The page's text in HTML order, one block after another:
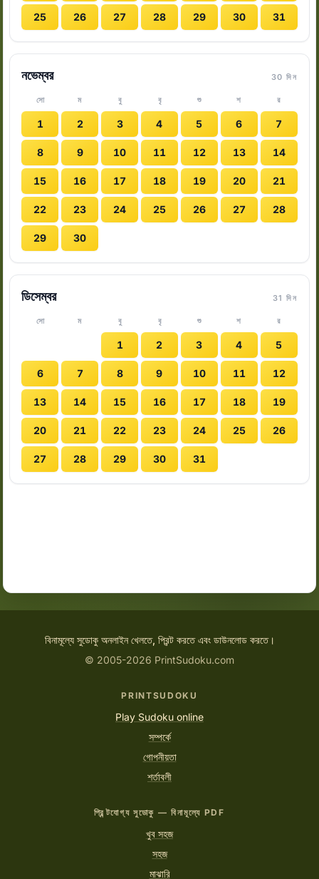
25 26 27 28 29 30 31
নভেম্বর 30 দিন
সো ম বু বৃ শু শ র
1 2 3 4 5 6 7
8 9 10 11 12 13 14
15 16 17 18 19 20 21
22 23 24 25 26 27 28
29 30
ডিসেম্বর 31 দিন
সো ম বু বৃ শু শ র
1 2 3 4 5
6 7 8 9 10 11 12
13 14 15 16 17 18 19
20 21 22 23 24 25 26
27 28 29 30 31
বিনামূল্যে সুডোকু অনলাইন খেলতে, প্রিন্ট করতে এবং ডাউনলোড করতে।
© 2005-2026 PrintSudoku.com
PRINTSUDOKU
Play Sudoku online
সম্পর্কে
গোপনীয়তা
শর্তাবলী
প্রিন্টযোগ্য সুডোকু — বিনামূল্যে PDF
খুব সহজ
সহজ
মাঝারি